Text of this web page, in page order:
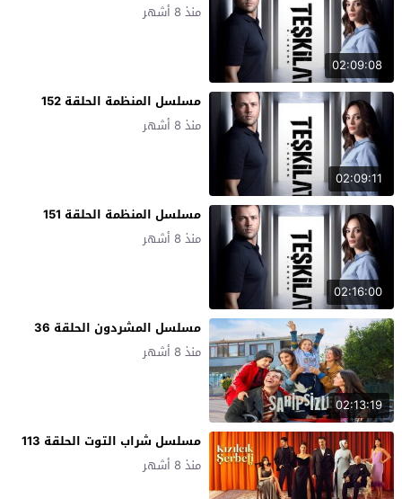
02:09:08
منذ 8 أشهر
02:09:11
مسلسل المنظمة الحلقة 152
منذ 8 أشهر
02:16:00
مسلسل المنظمة الحلقة 151
منذ 8 أشهر
02:13:19
مسلسل المشردون الحلقة 36
منذ 8 أشهر
مسلسل شراب التوت الحلقة 113
منذ 8 أشهر